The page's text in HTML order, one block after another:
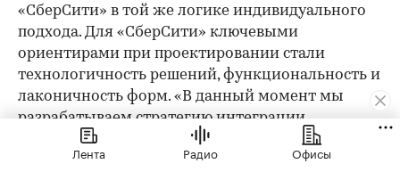
«СберСити» в той же логике индивидуального
подхода. Для «СберСити» ключевыми
ориентирами при проектировании стали
технологичность решений, функциональность и
лаконичность форм. «В данный момент мы
разрабатываем стратегию интеграции
искусственного интеллекта GigaChat, так как
убеждены, что будущее ресторанов — за
Лента Радио Офисы